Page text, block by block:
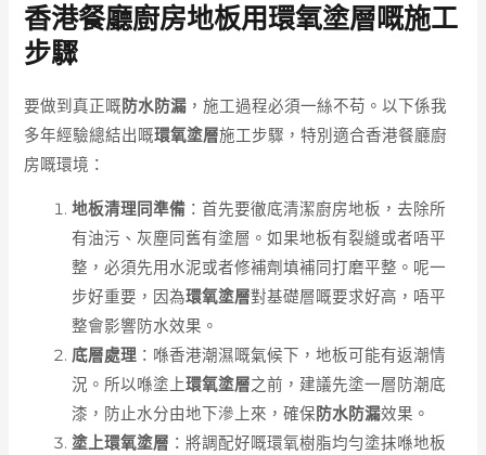
香港餐廳廚房地板用環氧塗層嘅施工
步驟
要做到真正嘅防水防漏 ，施工過程必須一絲不苟。以下係我
多年經驗總結出嘅環氧塗層施工步驟，特別適合香港餐廳廚
房嘅環境：
地板清理同準備 ：首先要徹底清潔廚房地板，去除所
有油污、灰塵同舊有塗層。如果地板有裂縫或者唔平
整，必須先用水泥或者修補劑填補同打磨平整。呢一
步好重要，因為環氧塗層對基礎層嘅要求好高，唔平
整會影響防水效果。
底層處理 ：喺香港潮濕嘅氣候下，地板可能有返潮情
況。所以喺塗上環氧塗層之前，建議先塗一層防潮底
漆，防止水分由地下滲上來，確保防水防漏效果。
塗上環氧塗層 ：將調配好嘅環氧樹脂均勻塗抹喺地板